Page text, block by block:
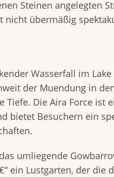
Steinen angelegten
nicht übermäßig
Wasserfall im
der Muendung in
Tiefe. Die Aira Force
bietet Besuchern ein
umliegende
ein Lustgarten, der